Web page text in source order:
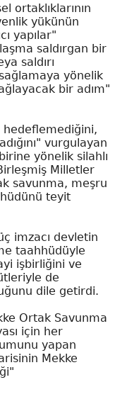
ortaklıklarının
yükünün
yapılar"
saldırgan bir
saldırı
yönelik
bir adım"
hedeflemediğini,
vurgulayan
yönelik silahlı
Milletler
savunma, meşru
teyit
imzacı devletin
taahhüdüyle
işbirliğini ve
de
dile getirdi.
Ortak Savunma
için her
yapan
Mekke